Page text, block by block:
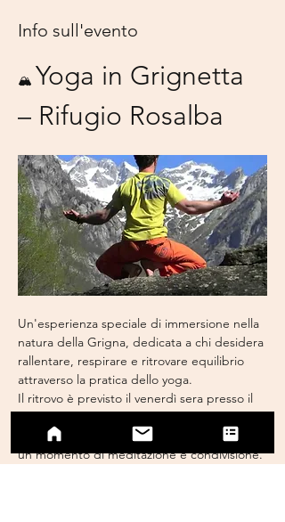
Info sull'evento
🏔️ Yoga in Grignetta
– Rifugio Rosalba
Un'esperienza speciale di immersione nella
natura della Grigna, dedicata a chi desidera
rallentare, respirare e ritrovare equilibrio
attraverso la pratica dello yoga.
Il ritrovo è previsto il venerdì sera presso il
Rifugio Brioschi. Dopo l'accoglienza,
vivremo insieme una pratica yoga, la cena e
un momento di meditazione e condivisione.